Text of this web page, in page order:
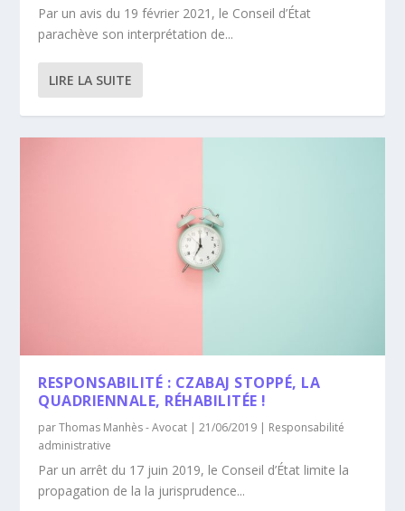
Par un avis du 19 février 2021, le Conseil d’État
parachève son interprétation de...
LIRE LA SUITE
RESPONSABILITÉ : CZABAJ STOPPÉ, LA
QUADRIENNALE, RÉHABILITÉE !
parThomas Manhès - Avocat |21/06/2019 | Responsabilité
administrative
Par un arrêt du 17 juin 2019, le Conseil d’État limite la
propagation de la la jurisprudence...